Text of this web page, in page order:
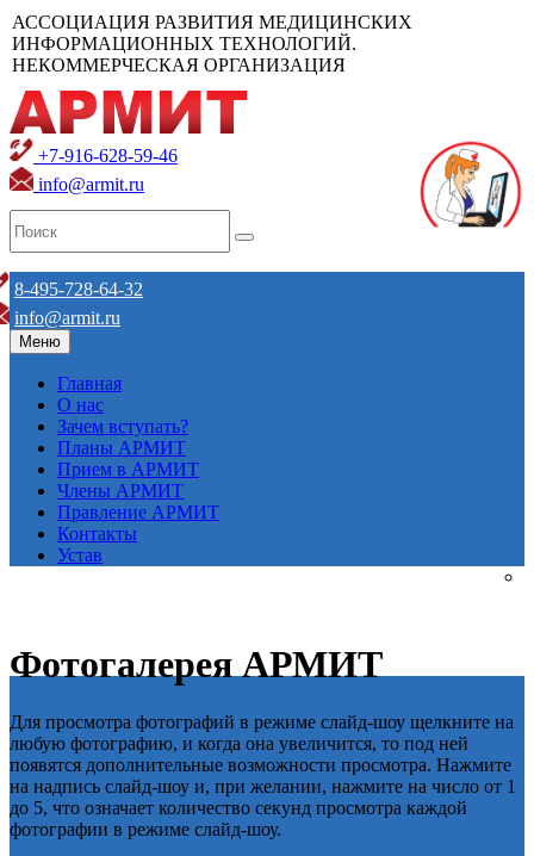
АССОЦИАЦИЯ РАЗВИТИЯ МЕДИЦИНСКИХ
ИНФОРМАЦИОННЫХ ТЕХНОЛОГИЙ.
НЕКОММЕРЧЕСКАЯ ОРГАНИЗАЦИЯ
+7-916-628-59-46
info@armit.ru
8-495-728-64-32
info@armit.ru
Меню
Главная
О нас
Зачем вступать?
Планы АРМИТ
Прием в АРМИТ
Члены АРМИТ
Правление АРМИТ
Контакты
Устав
Фотогалерея АРМИТ
Для просмотра фотографий в режиме слайд-шоу щелкните на
любую фотографию, и когда она увеличится, то под ней
появятся дополнительные возможности просмотра. Нажмите
на надпись слайд-шоу и, при желании, нажмите на число от 1
до 5, что означает количество секунд просмотра каждой
фотографии в режиме слайд-шоу.